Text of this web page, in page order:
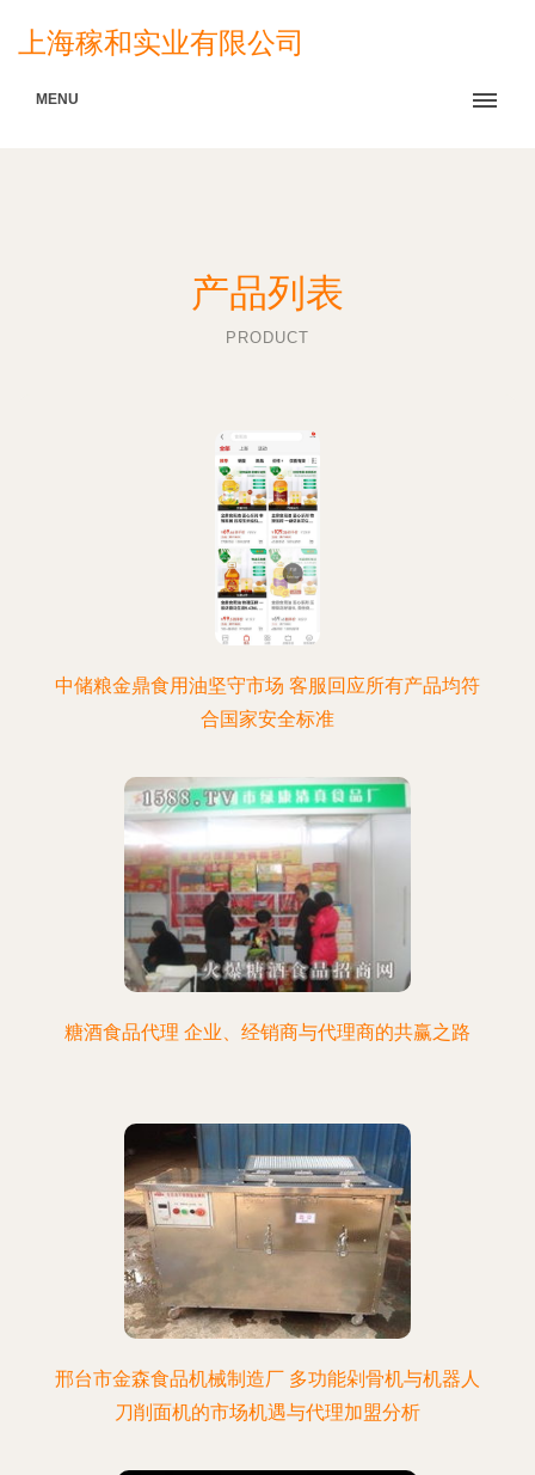
上海稼和实业有限公司
MENU
产品列表
PRODUCT
中储粮金鼎食用油坚守市场 客服回应所有产品均符
合国家安全标准
糖酒食品代理 企业、经销商与代理商的共赢之路
邢台市金森食品机械制造厂 多功能剁骨机与机器人
刀削面机的市场机遇与代理加盟分析